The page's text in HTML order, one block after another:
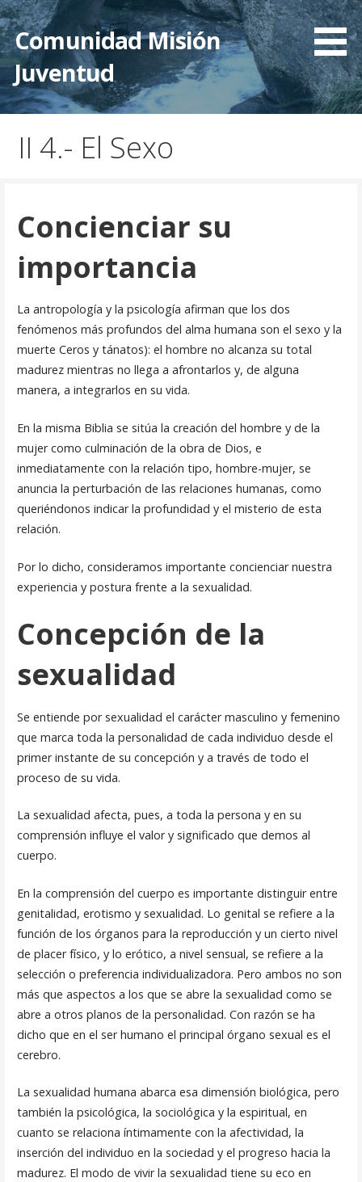
Saltar
al
contenido
Comunidad Misión
Juventud
II 4.- El Sexo
Concienciar su
importancia
La antropología y la psicología afirman que los dos
fenómenos más profundos del alma humana son el sexo y la
muerte Ceros y tánatos): el hombre no alcanza su total
madurez mientras no llega a afrontarlos y, de alguna
manera, a integrarlos en su vida.
En la misma Biblia se sitúa la creación del hombre y de la
mujer como culminación de la obra de Dios, e
inmediatamente con la relación tipo, hombre-mujer, se
anuncia la perturbación de las relaciones humanas, como
queriéndonos indicar la profundidad y el misterio de esta
relación.
Por lo dicho, consideramos importante concienciar nuestra
expe­riencia y postura frente a la sexualidad.
Concepción de la
sexualidad
Se entiende por sexualidad el carácter masculino y femenino
que marca toda la personalidad de cada individuo desde el
primer instante de su concepción y a través de todo el
proceso de su vida.
La sexualidad afecta, pues, a toda la persona y en su
comprensión influye el valor y significado que demos al
cuerpo.
En la comprensión del cuerpo es importante distinguir entre
genita­lidad, erotismo y sexualidad. Lo genital se refiere a la
función de los ór­ganos para la reproducción y un cierto nivel
de placer físico, y lo erótico, a nivel sensual, se refiere a la
selección o preferencia individualizadora. Pero ambos no son
más que aspectos a los que se abre la sexualidad como se
abre a otros planos de la personalidad. Con razón se ha
dicho que en el ser humano el principal órgano sexual es el
cerebro.
La sexualidad humana abarca esa dimensión biológica, pero
también la psicológica, la sociológica y la espiritual, en
cuanto se relaciona ínti­mamente con la afectividad, la
inserción del individuo en la sociedad y el progreso hacia la
madurez. El modo de vivir la sexualidad tiene su eco en